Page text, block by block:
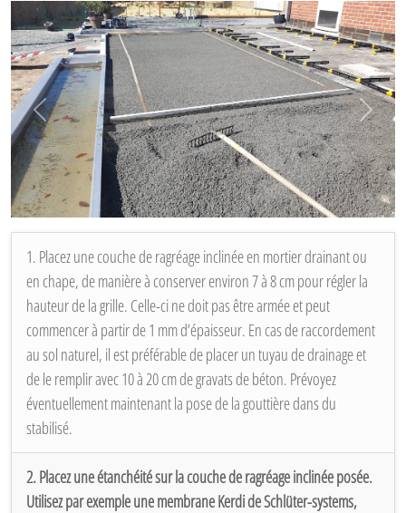
Vorige
1. Placez une couche de ragréage inclinée en mortier drainant ou
en chape, de manière à conserver environ 7 à 8 cm pour régler la
hauteur de la grille. Celle-ci ne doit pas être armée et peut
commencer à partir de 1 mm d’épaisseur. En cas de raccordement
au sol naturel, il est préférable de placer un tuyau de drainage et
de le remplir avec 10 à 20 cm de gravats de béton. Prévoyez
éventuellement maintenant la pose de la gouttière dans du
stabilisé.
2. Placez une étanchéité sur la couche de ragréage inclinée posée.
Utilisez par exemple une membrane Kerdi de Schlüter-systems,